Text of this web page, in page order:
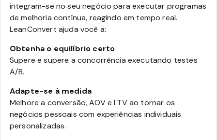
integram-se no seu negócio para executar programas
de melhoria contínua, reagindo em tempo real.
LeanConvert ajuda você a:
Obtenha o equilíbrio certo
Supere e supere a concorrência executando testes
A/B.
Adapte-se à medida
Melhore a conversão, AOV e LTV ao tornar os
negócios pessoais com experiências individuais
personalizadas.